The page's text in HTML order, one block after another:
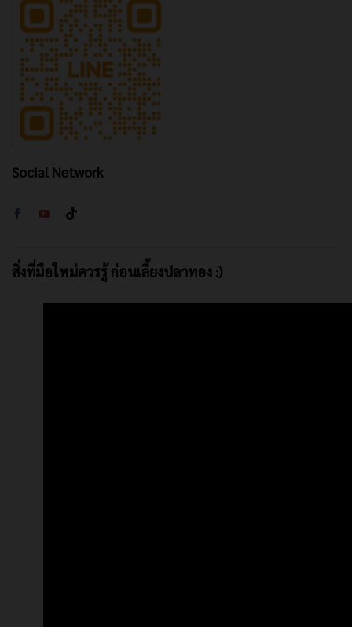
Social Network
สิ่งที่มือใหม่ควรรู้ ก่อนเลี้ยงปลาทอง :)